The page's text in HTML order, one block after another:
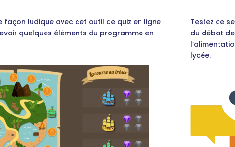
façon ludique avec cet outil de quiz en ligne
quelques éléments du programme en
Testez ce
du débat
lycée.